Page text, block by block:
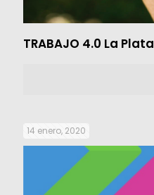
TRABAJO 4.0 La Plata
14 enero, 2020